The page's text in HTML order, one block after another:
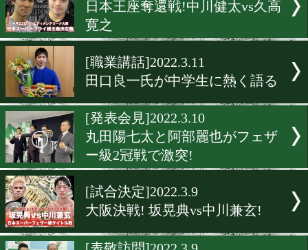
[井上尚弥特集]2022.3.15
井上尚弥初のNFT作品を3
より販売開始!
86歳の袴田巌さんの再審を
る支援の輪が広がる
[紹介]2022.3.14
大成ジム3羽ガラスが頂点
指す!